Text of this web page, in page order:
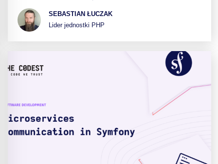
SEBASTIAN ŁUCZAK
Lider jednostki PHP